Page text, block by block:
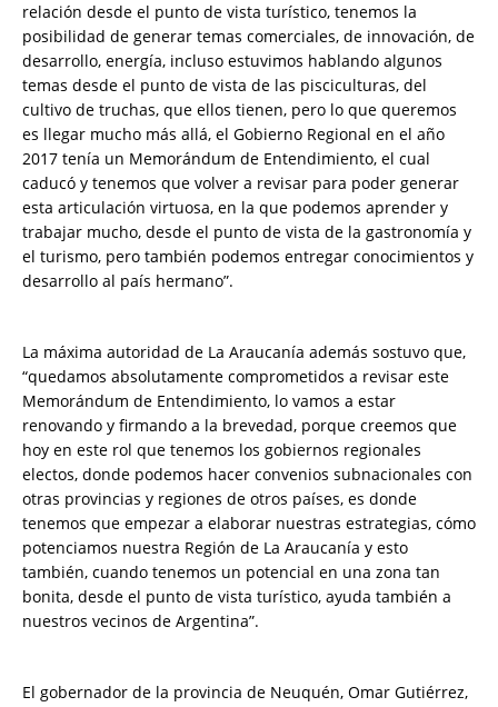
relación desde el punto de vista turístico, tenemos la
posibilidad de generar temas comerciales, de innovación, de
desarrollo, energía, incluso estuvimos hablando algunos
temas desde el punto de vista de las pisciculturas, del
cultivo de truchas, que ellos tienen, pero lo que queremos
es llegar mucho más allá, el Gobierno Regional en el año
2017 tenía un Memorándum de Entendimiento, el cual
caducó y tenemos que volver a revisar para poder generar
esta articulación virtuosa, en la que podemos aprender y
trabajar mucho, desde el punto de vista de la gastronomía y
el turismo, pero también podemos entregar conocimientos y
desarrollo al país hermano”.
La máxima autoridad de La Araucanía además sostuvo que,
“quedamos absolutamente comprometidos a revisar este
Memorándum de Entendimiento, lo vamos a estar
renovando y firmando a la brevedad, porque creemos que
hoy en este rol que tenemos los gobiernos regionales
electos, donde podemos hacer convenios subnacionales con
otras provincias y regiones de otros países, es donde
tenemos que empezar a elaborar nuestras estrategias, cómo
potenciamos nuestra Región de La Araucanía y esto
también, cuando tenemos un potencial en una zona tan
bonita, desde el punto de vista turístico, ayuda también a
nuestros vecinos de Argentina”.
El gobernador de la provincia de Neuquén, Omar Gutiérrez,